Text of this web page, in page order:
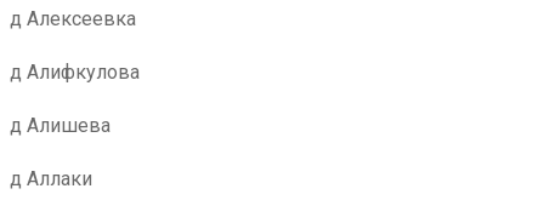
д Алексеевка
д Алифкулова
д Алишева
д Аллаки